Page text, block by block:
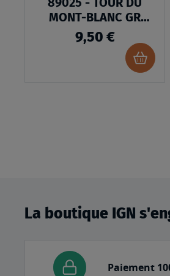
MONT-BLANC GR
TMB®
9,50 €
au
La boutique IGN
Paiement